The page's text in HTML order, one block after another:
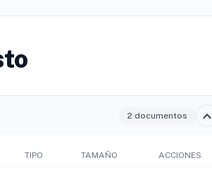
2 documentos expand_more
TIPO TAMAÑO ACCIONES